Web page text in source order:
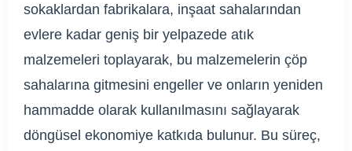
sokaklardan fabrikalara, inşaat sahalarından
evlere kadar geniş bir yelpazede atık
malzemeleri toplayarak, bu malzemelerin çöp
sahalarına gitmesini engeller ve onların yeniden
hammadde olarak kullanılmasını sağlayarak
döngüsel ekonomiye katkıda bulunur. Bu süreç,